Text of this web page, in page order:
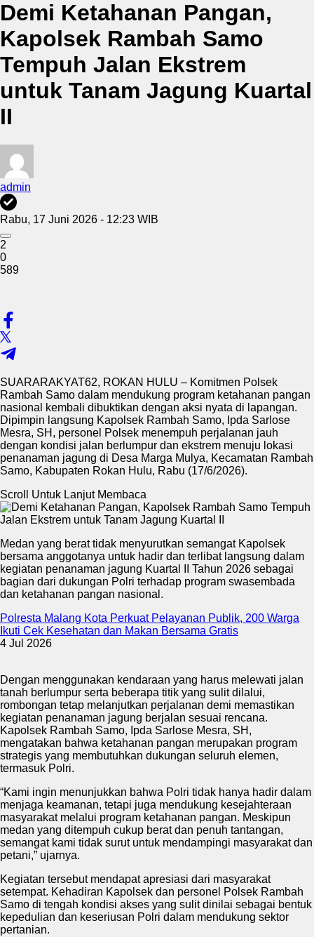
Demi Ketahanan Pangan,
Kapolsek Rambah Samo
Tempuh Jalan Ekstrem
untuk Tanam Jagung Kuartal
II
admin
Rabu, 17 Juni 2026 - 12:23 WIB
2
0
589
SUARARAKYAT62, ROKAN HULU – Komitmen Polsek
Rambah Samo dalam mendukung program ketahanan pangan
nasional kembali dibuktikan dengan aksi nyata di lapangan.
Dipimpin langsung Kapolsek Rambah Samo, Ipda Sarlose
Mesra, SH, personel Polsek menempuh perjalanan jauh
dengan kondisi jalan berlumpur dan ekstrem menuju lokasi
penanaman jagung di Desa Marga Mulya, Kecamatan Rambah
Samo, Kabupaten Rokan Hulu, Rabu (17/6/2026).
Scroll Untuk Lanjut Membaca
Medan yang berat tidak menyurutkan semangat Kapolsek
bersama anggotanya untuk hadir dan terlibat langsung dalam
kegiatan penanaman jagung Kuartal II Tahun 2026 sebagai
bagian dari dukungan Polri terhadap program swasembada
dan ketahanan pangan nasional.
Polresta Malang Kota Perkuat Pelayanan Publik, 200 Warga
Ikuti Cek Kesehatan dan Makan Bersama Gratis
4 Jul 2026
Dengan menggunakan kendaraan yang harus melewati jalan
tanah berlumpur serta beberapa titik yang sulit dilalui,
rombongan tetap melanjutkan perjalanan demi memastikan
kegiatan penanaman jagung berjalan sesuai rencana.
Kapolsek Rambah Samo, Ipda Sarlose Mesra, SH,
mengatakan bahwa ketahanan pangan merupakan program
strategis yang membutuhkan dukungan seluruh elemen,
termasuk Polri.
“Kami ingin menunjukkan bahwa Polri tidak hanya hadir dalam
menjaga keamanan, tetapi juga mendukung kesejahteraan
masyarakat melalui program ketahanan pangan. Meskipun
medan yang ditempuh cukup berat dan penuh tantangan,
semangat kami tidak surut untuk mendampingi masyarakat dan
petani,” ujarnya.
Kegiatan tersebut mendapat apresiasi dari masyarakat
setempat. Kehadiran Kapolsek dan personel Polsek Rambah
Samo di tengah kondisi akses yang sulit dinilai sebagai bentuk
kepedulian dan keseriusan Polri dalam mendukung sektor
pertanian.